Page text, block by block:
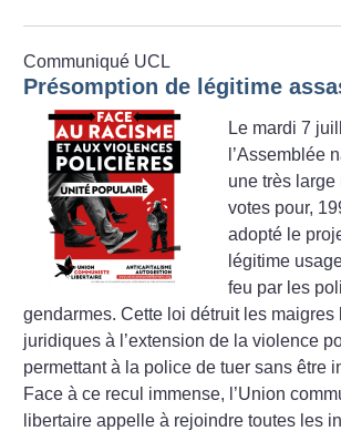
Communiqué UCL
Présomption de légitime
Le mardi 7
l’Assemblée
une très
votes pour,
adopté le
légitime
feu par les
gendarmes. Cette loi détruit les maigres
juridiques à l’extension de la violence
permettant à la police de tuer sans être
Face à ce recul immense, l’Union
libertaire appelle à rejoindre toutes les